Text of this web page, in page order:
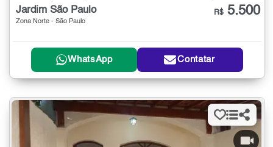
Jardim São Paulo
Zona Norte - São Paulo
R$ 5.500
WhatsApp Contatar